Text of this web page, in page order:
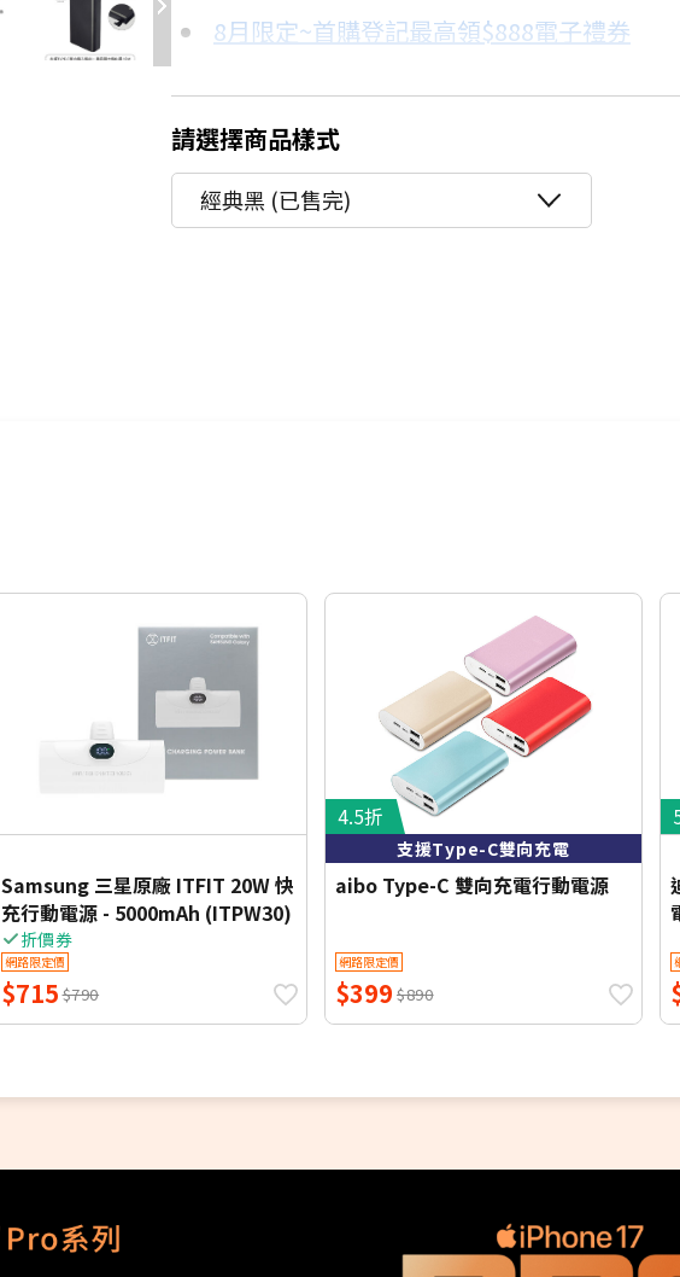
3期
12期
$353
$88
18家銀
18家銀
8月限定~首購登記最高領$888電子禮券
★舊機回收★限量加碼10%回饋
更多信用卡分期0利率滿額享回饋
行動電源怎麼挑→點我看達人教你買
請選擇商品樣式
經典黑 (已售完)
Samsung 三星原廠 ITFIT 20W 快
充行動電源 - 5000mAh (ITPW30)
折價券
網路限定價
$715$790
4.5折
支援Type-C雙向充電
aibo Type-C 雙向充電行動電源
網路限定價
$399 $890